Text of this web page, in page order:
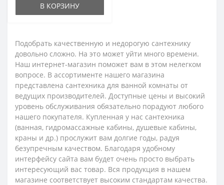
В КОРЗИНУ
Подобрать качественную и недорогую сантехнику
довольно сложно. На это может уйти много времени.
Наш интернет-магазин поможет вам в этом нелегком
вопросе. В ассортименте нашего магазина
представлена сантехника для ванной комнаты от
ведущих производителей. Доступные цены и высокий
уровень обслуживания обязательно порадуют любого
нашего покупателя. Купленная у нас сантехника
(ванная, гидромассажные кабины, душевые кабины,
краны и др.) прослужит вам долгие годы, радуя
безупречным качеством. Благодаря удобному
интерфейсу сайта вам будет очень просто выбрать
интересующий вас товар. Вся продукция в нашем
магазине соответствует высоким стандартам качества.